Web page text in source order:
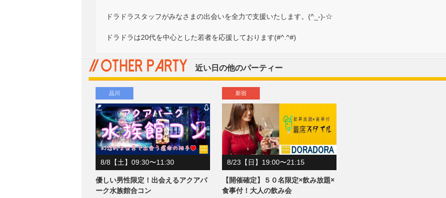
ドラドラスタッフがみなさまの出会いを全力で支援いたします。(^_-)-☆
ドラドラは20代を中心とした若者を応援しております(#^.^#)
近い日の他のパーティー
品川
8/8【土】09:30〜11:30
優しい男性限定！出会えるアクアパ
ーク水族館合コン
新宿
8/23【日】19:00〜21:15
【開催確定】５０名限定×飲み放題×
食事付！大人の飲み会